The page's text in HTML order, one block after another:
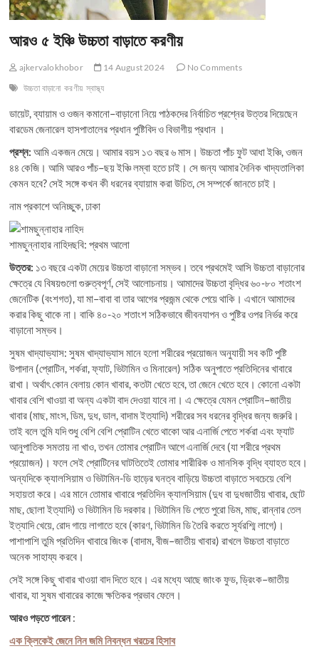
আরও ৫ ইঞ্চি উচ্চতা বাড়াতে করণীয়
ajkervalokhobor 14 August 2024
No Comments
উচ্চতা বাড়ানো করণীয় স্বাস্থ্য
ডায়েট, ব্যায়াম ও ওজন কমানো–বাড়ানো নিয়ে পাঠকদের নির্বাচিত প্রশ্নের উত্তর দিয়েছেন
বারডেম জেনারেল হাসপাতালের প্রধান পুষ্টিবিদ ও বিভাগীয় প্রধান ।
প্রশ্ন: আমি একজন মেয়ে। আমার বয়স ১৩ বছর ৬ মাস। উচ্চতা পাঁচ ফুট আধা ইঞ্চি, ওজন
৪৪ কেজি। আমি আরও পাঁচ–ছয় ইঞ্চি লম্বা হতে চাই। সে জন্য আমার দৈনিক খাদ্যতালিকা
কেমন হবে? সেই সঙ্গে কখন কী ধরনের ব্যায়াম করা উচিত, সে সম্পর্কে জানতে চাই।
নাম প্রকাশে অনিচ্ছুক, ঢাকা
শামছুন্নাহার নাহিদছবি: প্রথম আলো
উত্তর: ১৩ বছরে একটা মেয়ের উচ্চতা বাড়ানো সম্ভব। তবে প্রথমেই আসি উচ্চতা বাড়ানোর
ক্ষেত্রে যে বিষয়গুলো গুরুত্বপূর্ণ, সেই আলোচনায়। আমাদের উচ্চতা বৃদ্ধির ৬০-৮০ শতাংশ
জেনেটিক (বংশগত), যা মা–বাবা বা তার আগের প্রজন্ম থেকে পেয়ে থাকি। এখানে আমাদের
করার কিছু থাকে না। বাকি ৪০-২০ শতাংশ সঠিকভাবে জীবনযাপন ও পুষ্টির ওপর নির্ভর করে
বাড়ানো সম্ভব।
সুষম খাদ্যাভ্যাস: সুষম খাদ্যাভ্যাস মানে হলো শরীরের প্রয়োজন অনুযায়ী সব কটি পুষ্টি
উপাদান (প্রোটিন, শর্করা, ফ্যাট, ভিটামিন ও মিনারেল) সঠিক অনুপাতে প্রতিদিনের খাবারে
রাখা। অর্থাৎ কোন বেলায় কোন খাবার, কতটা খেতে হবে, তা জেনে খেতে হবে। কোনো একটা
খাবার বেশি খাওয়া বা অন্য একটা বাদ দেওয়া যাবে না। এ ক্ষেত্রে যেমন প্রোটিন–জাতীয়
খাবার (মাছ, মাংস, ডিম, দুধ, ডাল, বাদাম ইত্যাদি) শরীরের সব ধরনের বৃদ্ধির জন্য জরুরি।
তাই বলে তুমি যদি শুধু বেশি বেশি প্রোটিন খেতে থাকো আর এনার্জি পেতে শর্করা এবং ফ্যাট
আনুপাতিক সমতায় না খাও, তখন তোমার প্রোটিন আগে এনার্জি দেবে (যা শরীরে প্রথম
প্রয়োজন)। ফলে সেই প্রোটিনের ঘাটতিতেই তোমার শারীরিক ও মানসিক বৃদ্ধি ব্যাহত হবে।
অন্যদিকে ক্যালসিয়াম ও ভিটামিন-ডি হাড়ের ঘনত্ব বাড়িয়ে উচ্চতা বাড়াতে সবচেয়ে বেশি
সহায়তা করে। এর মানে তোমার খাবারে প্রতিদিন ক্যালসিয়াম (দুধ বা দুধজাতীয় খাবার, ছোট
মাছ, ছোলা ইত্যাদি) ও ভিটামিন ডি দরকার। ভিটামিন ডি পেতে পুরো ডিম, মাছ, রান্নার তেল
ইত্যাদি খেয়ে, রোদ গায়ে লাগাতে হবে (কারণ, ভিটামিন ডি তৈরি করতে সূর্যরশ্মি লাগে)।
পাশাপাশি তুমি প্রতিদিন খাবারে জিংক (বাদাম, বীজ–জাতীয় খাবার) রাখলে উচ্চতা বাড়াতে
অনেক সাহায্য করবে।
সেই সঙ্গে কিছু খাবার খাওয়া বাদ দিতে হবে। এর মধ্যে আছে জাংক ফুড, ড্রিংক–জাতীয়
খাবার, যা সুষম খাবারের কাজে ক্ষতিকর প্রভাব ফেলে।
আরও পড়তে পারেন:
এক ক্লিকেই জেনে নিন জমি নিবন্ধন খরচের হিসাব